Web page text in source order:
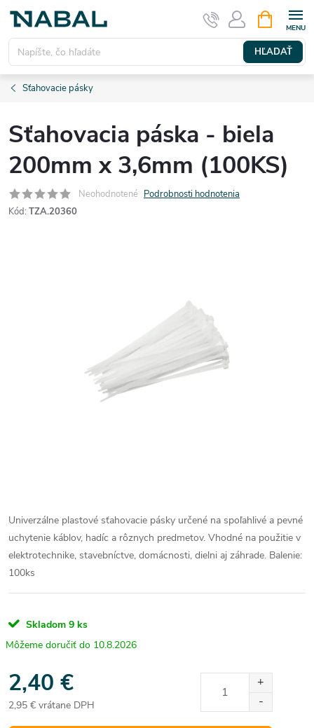
Prejsť
obsah
HĽADAŤ
KOŠÍK
Sťahovacie pásky
Sťahovacia páska - biela
200mm x 3,6mm (100KS)
Neohodnotené Podrobnosti hodnotenia
Kód: TZA.20360
Univerzálne plastové sťahovacie pásky určené na spoľahlivé a pevné
uchytenie káblov, hadíc a rôznych predmetov. Vhodné na použitie v
elektrotechnike, stavebníctve, domácnosti, dielni aj záhrade. Balenie:
100ks
Skladom 9 ks
10.8.2026
2,40 €
2,95 € vrátane DPH